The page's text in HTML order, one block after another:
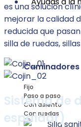
Caminadores
Fijo
Paso a paso
Con asiento
Con ruedas
es una solución
mejorar la calidad
reducida que
silla de ruedas,
Sistema de
espaldar)